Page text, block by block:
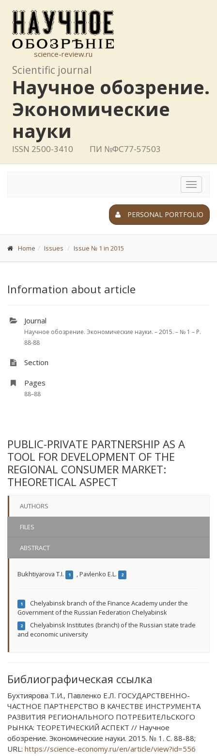
science-review.ru
Scientific journal
Научное обозрение.
Экономические
науки
ISSN 2500-3410 ПИ №ФС77-57503
Toggle
PERSONAL PORTFOLIO
Home Issues Issue № 1 in 2015
Information about article
Journal
Научное обозрение. Экономические науки. – 2015. – № 1 – P.
88-88
Section
Pages
88–88
PUBLIC-PRIVATE PARTNERSHIP AS A
TOOL FOR DEVELOPMENT OF THE
REGIONAL CONSUMER MARKET:
THEORETICAL ASPECT
AUTHORS
FILES
ABSTRACT
Bukhtiyarova T.I. 1 ,Pavlenko Е.L. 2
1
Chelyabinsk branch of the Finance Academy under the
Government of the Russian Federation Chelyabinsk
2
Chelyabinsk Institutes (branch) of the Russian state trade
and economic university
Библиографическая ссылка
Бухтиярова Т.И., Павленко Е.Л. ГОСУДАРСТВЕННО-
ЧАСТНОЕ ПАРТНЕРСТВО В КАЧЕСТВЕ ИНСТРУМЕНТА
РАЗВИТИЯ РЕГИОНАЛЬНОГО ПОТРЕБИТЕЛЬСКОГО
РЫНКА: ТЕОРЕТИЧЕСКИЙ АСПЕКТ // Научное
обозрение. Экономические науки. 2015. № 1. С. 88-88;
URL: https://science-economy.ru/en/article/view?id=556